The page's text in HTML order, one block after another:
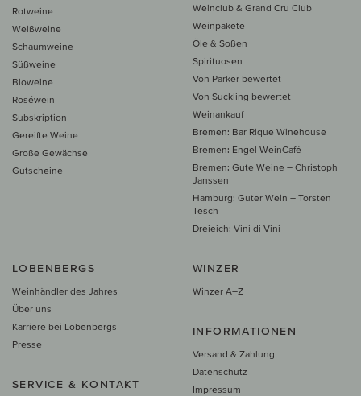
Rotweine
Weißweine
Schaumweine
Süßweine
Bioweine
Roséwein
Subskription
Gereifte Weine
Große Gewächse
Gutscheine
Weinclub & Grand Cru Club
Weinpakete
Öle & Soßen
Spirituosen
Von Parker bewertet
Von Suckling bewertet
Weinankauf
Bremen: Bar Rique Winehouse
Bremen: Engel WeinCafé
Bremen: Gute Weine – Christoph
Janssen
Hamburg: Guter Wein – Torsten
Tesch
Dreieich: Vini di Vini
LOBENBERGS
Weinhändler des Jahres
Über uns
Karriere bei Lobenbergs
Presse
SERVICE & KONTAKT
WINZER
Winzer A–Z
INFORMATIONEN
Versand & Zahlung
Datenschutz
Impressum